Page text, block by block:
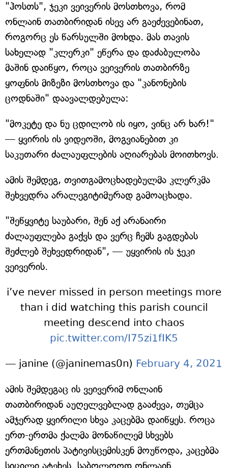
"ჰოსთს", ჯეკი ვეივერის მოსთხოვა, რომ
ონლაინ თათბირიდან ისევ არ გაეძევებინათ,
როგორც ეს წარსულში მოხდა. მას თავის
სახელად "კლერკი" ეწერა და დაძაბულობა
მაშინ დაიწყო, როცა ვეივერის თათბირზე
ყოფნის მიზეზი მოსთხოვა და "კანონების
ცოდნაში" დაავალდებულა:
"მოკეტე და ნუ ცდილობ ის იყო, ვინც არ ხარ!"
— ყვირის ის ვიდეოში, მოგვიანებით კი
საკუთარი ძალაუფლების აღიარებას მოითხოვს.
ამის შემდეგ, თვითგამოცხადებულმა კლერკმა
შეხვედრა არალეგიტიმურად გამოაცხადა.
"შეწყვიტე საუბარი, შენ აქ არანაირი
ძალაუფლება გაქვს და ვერც ჩემს გაგდებას
შეძლებ შეხვედრიდან", — უყვირის ის ჯეკი
ვეივერის.
i’ve never missed in person meetings more
than i did watching this parish council
meeting descend into chaos
pic.twitter.com/I75zi1fIK5
— janine (@janinemas0n) February 4, 2021
ამის შემდეგაც ის ვეივერიმ ონლაინ
თათბირიდან აუღელვებლად გააძევა, თუმცა
ამჯერად ყვირილი სხვა კაცებმა დაიწყეს. როცა
ერთ-ერთმა ქალმა მონაწილემ სხვებს
ერთმანეთის პატივისცემისკენ მოუწოდა, კაცებმა